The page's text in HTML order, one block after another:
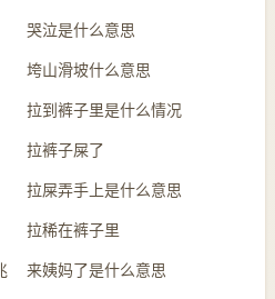
哭泣是什么意思
垮山滑坡什么意思
拉到裤子里是什么情况
拉裤子屎了
拉屎弄手上是什么意思
拉稀在裤子里
来姨妈了是什么意思